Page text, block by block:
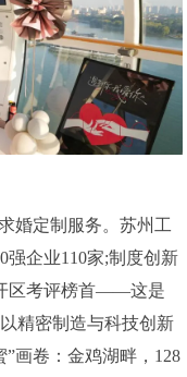
定制服务。苏州工
强企业110家;制度创新
区考评榜首——这是
精密制造与科技创新
画卷：金鸡湖畔，128